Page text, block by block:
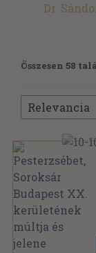
Dr.
Összesen 58